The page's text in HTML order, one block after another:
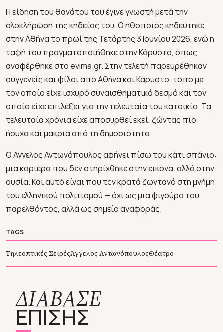
Η είδηση του θανάτου του έγινε γνωστή μετά την
ολοκλήρωση της κηδείας του. Ο ηθοποιός κηδεύτηκε
στην Αθήνα το πρωί της Τετάρτης 3 Ιουνίου 2026, ενώ η
ταφή του πραγματοποιήθηκε στην Κάρυστο, όπως
αναφέρθηκε στο evima.gr. Στην τελετή παρευρέθηκαν
συγγενείς και φίλοι από Αθήνα και Κάρυστο, τόπο με
τον οποίο είχε ισχυρό συναισθηματικό δεσμό και τον
οποίο είχε επιλέξει για την τελευταία του κατοικία. Τα
τελευταία χρόνια είχε αποσυρθεί εκεί, ζώντας πιο
ήσυχα και μακριά από τη δημοσιότητα.
Ο Άγγελος Αντωνόπουλος αφήνει πίσω του κάτι σπάνιο:
μια καριέρα που δεν στηρίχθηκε στην εικόνα, αλλά στην
ουσία. Και αυτό είναι που τον κρατά ζωντανό στη μνήμη
του ελληνικού πολιτισμού — όχι ως μια φιγούρα του
παρελθόντος, αλλά ως σημείο αναφοράς.
TAGS
Τηλεοπτικές ΣειρέςΆγγελος ΑντωνόπουλοςΘέατρο
ΔΙΑΒΑΣΕ
ΕΠΙΣΗΣ